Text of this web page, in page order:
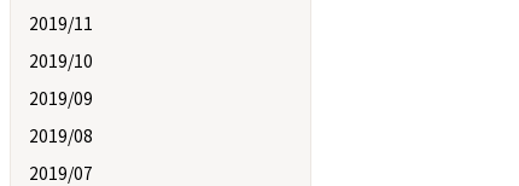
2019/11
2019/10
2019/09
2019/08
2019/07